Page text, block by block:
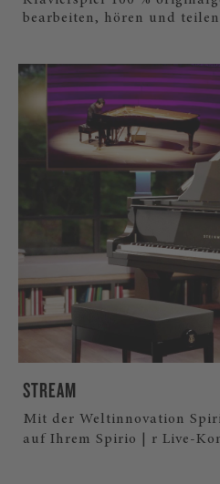
bearbeiten, hören und
STREAM
Mit der Weltinnovation
auf Ihrem Spirio | r Live-